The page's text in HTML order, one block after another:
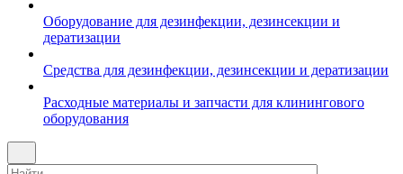
Оборудование для дезинфекции, дезинсекции и
дератизации
Средства для дезинфекции, дезинсекции и дератизации
Расходные материалы и запчасти для клинингового
оборудования